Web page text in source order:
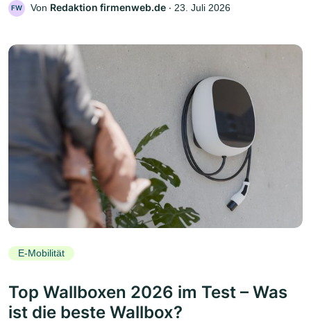
FW Von Redaktion firmenweb.de ‧ 23. Juli 2026
E-Mobilität
Top Wallboxen 2026 im Test – Was
ist die beste Wallbox?